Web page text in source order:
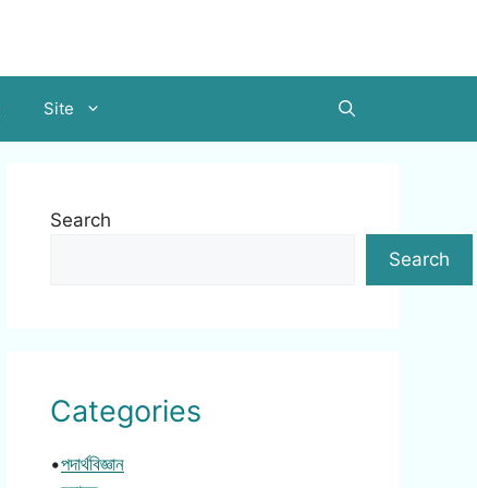
Site
Search
Search
Categories
•পদার্থবিজ্ঞান